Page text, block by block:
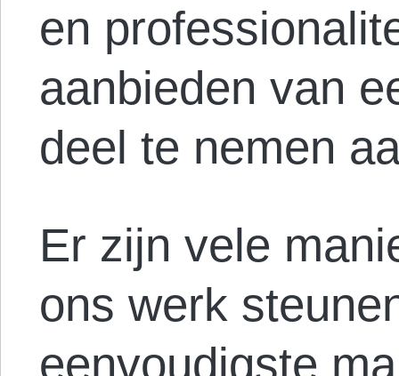
en
aanbieden van
deel te nemen
Er zijn vele
ons werk
eenvoudigste